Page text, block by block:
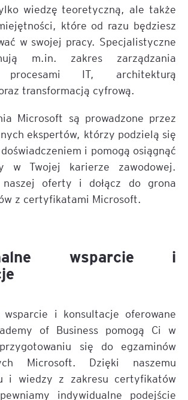
wiedzę teoretyczną, ale także
które od razu będziesz
w swojej pracy. Specjalistyczne
m.in. zakres zarządzania
procesami IT, architekturą
transformacją cyfrową.
Microsoft są prowadzone przez
ekspertów, którzy podzielą się
i pomogą osiągnąć
w Twojej karierze zawodowej.
oferty i dołącz do grona
z certyfikatami Microsoft.
wsparcie i
wsparcie i konsultacje oferowane
of Business pomogą Ci w
się do egzaminów
Microsoft. Dzięki naszemu
i wiedzy z zakresu certyfikatów
indywidualne podejście